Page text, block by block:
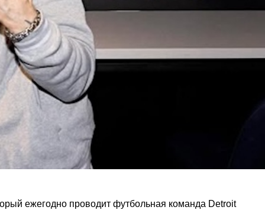
ежегодно проводит футбольная команда Detroit